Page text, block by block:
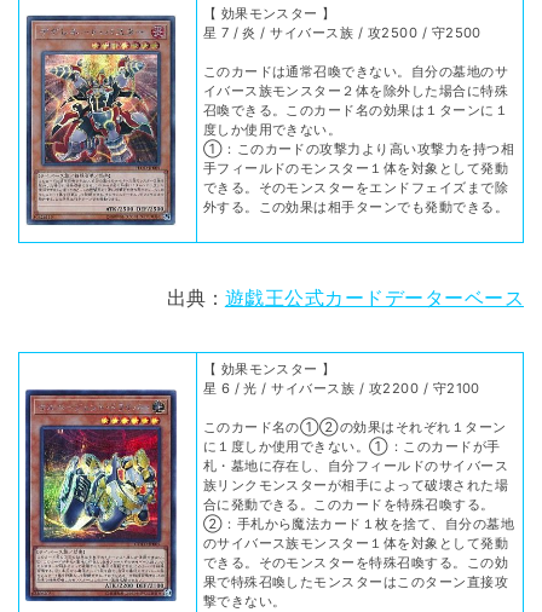
【 効果モンスター 】
星 7 / 炎 / サイバース族 / 攻2500 / 守2500
このカードは通常召喚できない。自分の墓地のサ
イバース族モンスター２体を除外した場合に特殊
召喚できる。このカード名の効果は１ターンに１
度しか使用できない。
①：このカードの攻撃力より高い攻撃力を持つ相
手フィールドのモンスター１体を対象として発動
できる。そのモンスターをエンドフェイズまで除
外する。この効果は相手ターンでも発動できる。
出典： 遊戯王公式カードデーターベース
【 効果モンスター 】
星 6 / 光 / サイバース族 / 攻2200 / 守2100
このカード名の①②の効果はそれぞれ１ターン
に１度しか使用できない。①：このカードが手
札・墓地に存在し、自分フィールドのサイバース
族リンクモンスターが相手によって破壊された場
合に発動できる。このカードを特殊召喚する。
②：手札から魔法カード１枚を捨て、自分の墓地
のサイバース族モンスター１体を対象として発動
できる。そのモンスターを特殊召喚する。この効
果で特殊召喚したモンスターはこのターン直接攻
撃できない。